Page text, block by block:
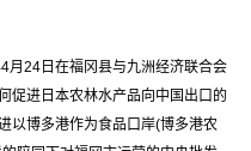
月24日在福冈县与九洲经济联合会
促进日本农林水产品向中国出口的
以博多港作为食品口岸(博多港农